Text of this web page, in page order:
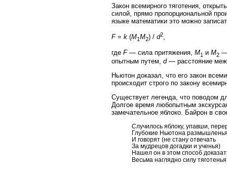
Закон всемирного тяготения,
силой, прямо пропорциональной
языке математики это можно
F= k (M1M2) / d2,
где F— сила притяжения, M1 и M2 —
опытным путем, d— расстояние
Ньютон доказал, что его закон
происходит строго по закону
Существует легенда, что поводом
Долгое время любопытным
замечательное яблоко. Байрон в
Случилось яблоку, упавши,
Глубокие Ньютона
И говорят (не стану отвечать
За мудрецов догадки и ученья)
Нашел он в этом способ
Весьма наглядно силу